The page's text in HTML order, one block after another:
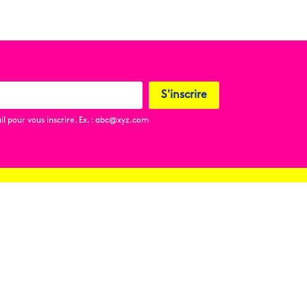
pour vous inscrire. Ex. : abc@xyz.com
S'inscrire